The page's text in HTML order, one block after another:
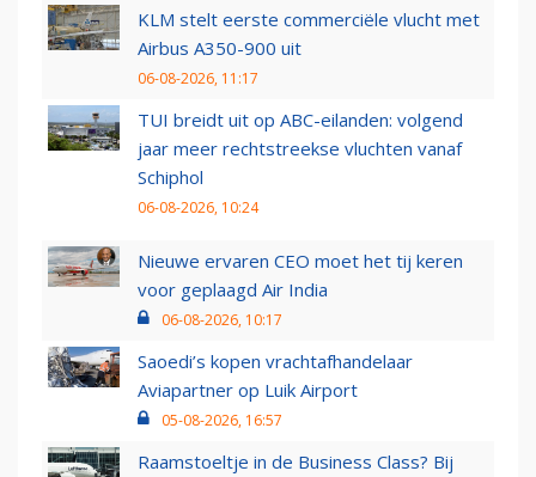
KLM stelt eerste commerciële vlucht met
Airbus A350-900 uit
06-08-2026, 11:17
TUI breidt uit op ABC-eilanden: volgend
jaar meer rechtstreekse vluchten vanaf
Schiphol
06-08-2026, 10:24
Nieuwe ervaren CEO moet het tij keren
voor geplaagd Air India
06-08-2026, 10:17
Saoedi’s kopen vrachtafhandelaar
Aviapartner op Luik Airport
05-08-2026, 16:57
Raamstoeltje in de Business Class? Bij